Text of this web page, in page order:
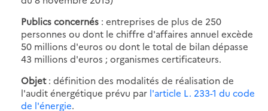
Publics concernés : entreprises de plus de 250
personnes ou dont le chiffre d'affaires annuel excède
50 millions d'euros ou dont le total de bilan dépasse
43 millions d'euros ; organismes certificateurs.
Objet: définition des modalités de réalisation de
l'audit énergétique prévu par l'article L. 233-1 du code
de l'énergie.